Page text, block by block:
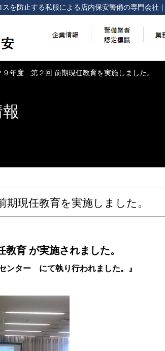
を防止する私服による店内保安警備の専門会社
９年度 第２回 前期現任教育を実施しました。
現任教育を実施しました。
育 が実施されました。
ンター にて執り行われました。』